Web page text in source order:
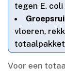
tegen E.​ coli
vloeren,
Voor een